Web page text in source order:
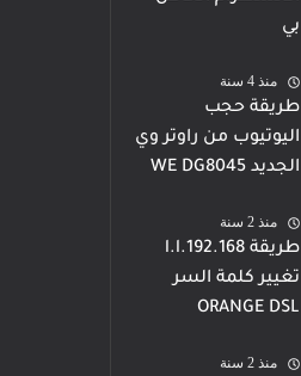
بي
منذ 4 سنة
طريقة حجب
اليوتيوب من راوتر وي
الجديد WE DG8045
منذ 2 سنة
طريقة 192.168.l.l
تغيير كلمة السر
ORANGE DSL
منذ 2 سنة